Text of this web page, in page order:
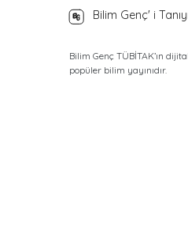
Bilim Genç' i
Bilim Genç TÜBİTAK’ın
popüler bilim yayınıdır.